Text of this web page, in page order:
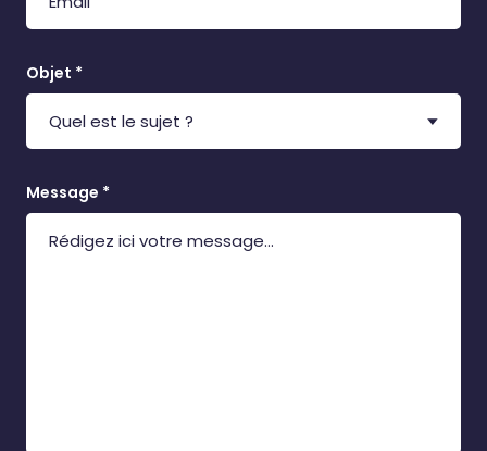
Objet *
Message *